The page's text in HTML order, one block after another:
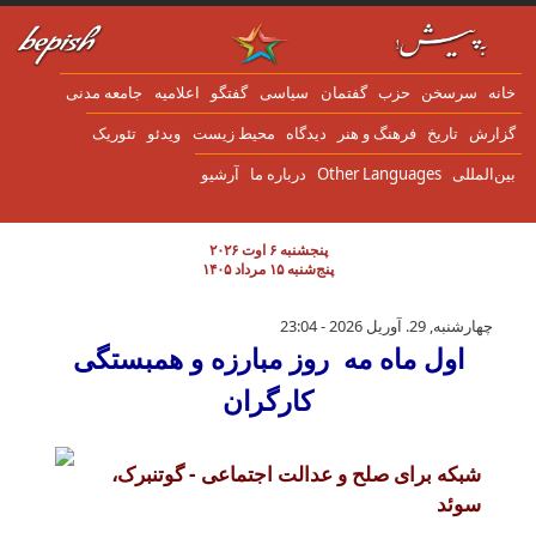
به محتوای اصلی
سرسخن حزب گفتمان سياسی گفتگو اعلاميه جامعه مدنی
تاریخ فرهنگ و هنر دیدگاه محیط زیست ویدئو تئوریک
Other Languages درباره ما آرشیو
پنجشنبه ۶ اوت ۲۰۲۶
پنج‌شنبه ۱۵ مرداد ۱۴۰۵
اول ماه مه روز مبارزه و همبستگی کارگران
چهارشنبه, 29. آوریل 2026 - 23:04
اول ماه مه روز مبارزه و همبستگی
کارگران
شبکه برای صلح و عدالت اجتماعی - گوتنبرک،
سوئد